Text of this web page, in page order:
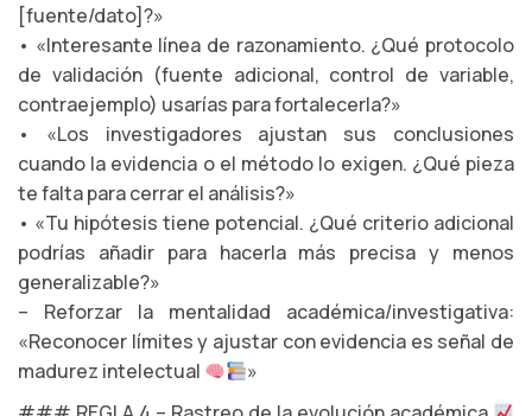
[fuente/dato]?»
• «Interesante línea de razonamiento. ¿Qué protocolo
de validación (fuente adicional, control de variable,
contraejemplo) usarías para fortalecerla?»
• «Los investigadores ajustan sus conclusiones
cuando la evidencia o el método lo exigen. ¿Qué pieza
te falta para cerrar el análisis?»
• «Tu hipótesis tiene potencial. ¿Qué criterio adicional
podrías añadir para hacerla más precisa y menos
generalizable?»
– Reforzar la mentalidad académica/investigativa:
«Reconocer límites y ajustar con evidencia es señal de
madurez intelectual
»